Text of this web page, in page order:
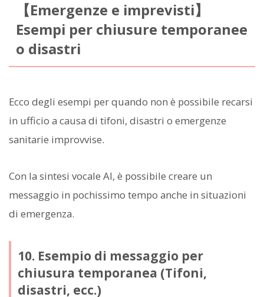
【Emergenze e imprevisti】
Esempi per chiusure temporanee
o disastri
Ecco degli esempi per quando non è possibile recarsi
in ufficio a causa di tifoni, disastri o emergenze
sanitarie improvvise.
Con la sintesi vocale AI, è possibile creare un
messaggio in pochissimo tempo anche in situazioni
di emergenza.
10. Esempio di messaggio per
chiusura temporanea (Tifoni,
disastri, ecc.)